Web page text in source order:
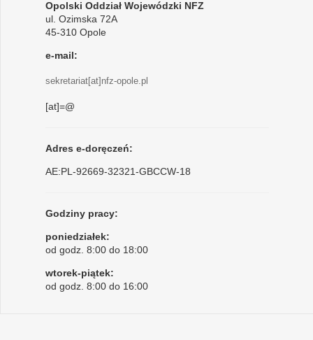
Opolski Oddział Wojewódzki NFZ
ul. Ozimska 72A
45-310 Opole
e-mail:
sekretariat[at]nfz-opole.pl
[at]=@
Adres e-doręczeń:
AE:PL-92669-32321-GBCCW-18
Godziny pracy:
poniedziałek:
od godz. 8:00 do 18:00
wtorek-piątek:
od godz. 8:00 do 16:00